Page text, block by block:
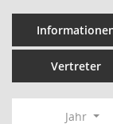
Vertreter
Jahr